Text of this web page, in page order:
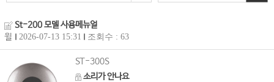
St-200 모델 사용메뉴얼
윌
2026-07-13 15:31 조회수 : 63
ST-300S
소리가 안나요